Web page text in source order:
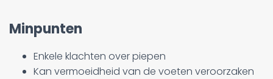
Minpunten
Enkele klachten over piepen
Kan vermoeidheid van de voeten veroorzaken